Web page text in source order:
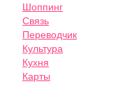
Шоппинг
Связь
Переводчик
Культура
Кухня
Карты